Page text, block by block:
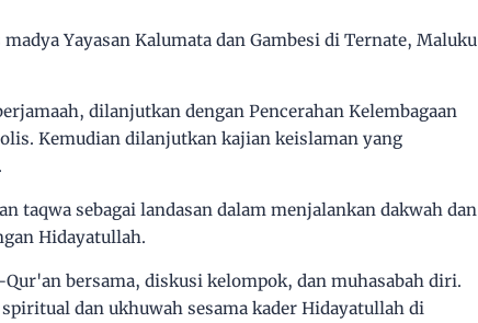
Yayasan Kalumata dan Gambesi di Ternate, Maluku
dilanjutkan dengan Pencerahan Kelembagaan
Kemudian dilanjutkan kajian keislaman yang
taqwa sebagai landasan dalam menjalankan dakwah dan
Hidayatullah.
bersama, diskusi kelompok, dan muhasabah diri.
dan ukhuwah sesama kader Hidayatullah di